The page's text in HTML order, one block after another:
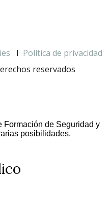
I Política de privacidad
reservados
Formación de Seguridad y
posibilidades.